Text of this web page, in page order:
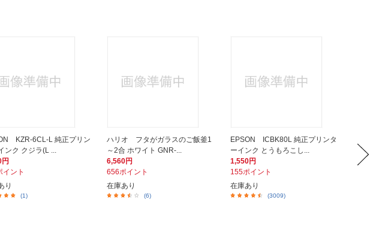
KZR-6CL-L 純正プリン
ンク クジラ(L ...
イント
り
(1)
ハリオ フタがガラスのご飯釜1
～2合 ホワイト GNR-...
6,560円
656ポイント
在庫あり
(6)
EPSON ICBK80L 純正プリンタ
ーインク とうもろこし...
1,550円
155ポイント
在庫あり
(3009)
（日
1,983円